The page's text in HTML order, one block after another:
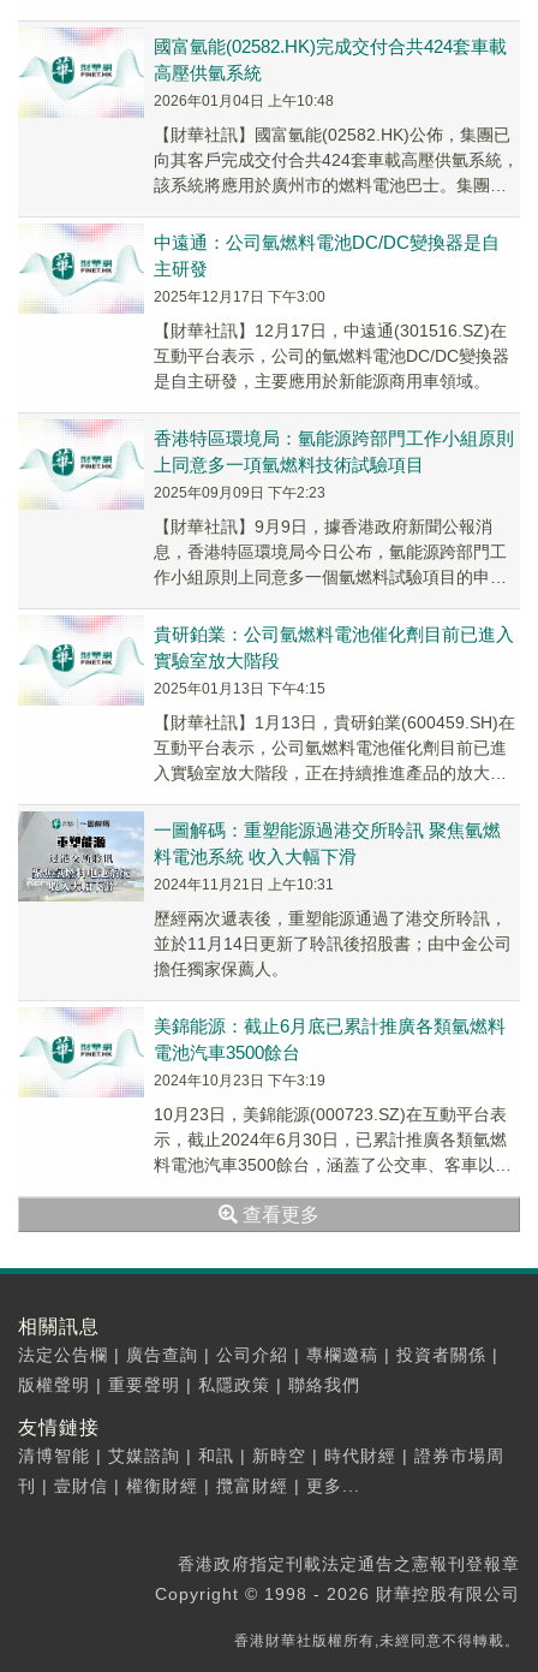
有...
國富氫能(02582.HK)完成交付合共424套車載
高壓供氫系統
2026年01月04日 上午10:48
【財華社訊】國富氫能(02582.HK)公佈，集團已
向其客戶完成交付合共424套車載高壓供氫系統，
該系統將應用於廣州市的燃料電池巴士。集團是
中遠通：公司氫燃料電池DC/DC變換器是自
主研發
2025年12月17日 下午3:00
【財華社訊】12月17日，中遠通(301516.SZ)在
互動平台表示，公司的氫燃料電池DC/DC變換器
是自主研發，主要應用於新能源商用車領域。
香港特區環境局：氫能源跨部門工作小組原則
上同意多一項氫燃料技術試驗項目
2025年09月09日 下午2:23
【財華社訊】9月9日，據香港政府新聞公報消
息，香港特區環境局今日公布，氫能源跨部門工
作小組原則上同意多一個氫燃料試驗項目的申
試驗項目的申...
貴研鉑業：公司氫燃料電池催化劑目前已進入
實驗室放大階段
2025年01月13日 下午4:15
【財華社訊】1月13日，貴研鉑業(600459.SH)在
互動平台表示，公司氫燃料電池催化劑目前已進
入實驗室放大階段，正在持續推進產品的放大驗
一圖解碼：重塑能源過港交所聆訊 聚焦氫燃
料電池系統 收入大幅下滑
2024年11月21日 上午10:31
歷經兩次遞表後，重塑能源通過了港交所聆訊，
並於11月14日更新了聆訊後招股書；由中金公司
擔任獨家保薦人。
美錦能源：截止6月底已累計推廣各類氫燃料
電池汽車3500餘台
2024年10月23日 下午3:19
10月23日，美錦能源(000723.SZ)在互動平台表
示，截止2024年6月30日，已累計推廣各類氫燃
料電池汽車3500餘台，涵蓋了公交車、客車以及
查看更多
相關訊息
法定公告欄 | 廣告查詢 | 公司介紹 | 專欄邀稿 | 投資者關係 |
版權聲明 | 重要聲明 | 私隱政策 | 聯絡我們
友情鏈接
清博智能 | 艾媒諮詢 | 和訊 | 新時空 | 時代財經 | 證券市場周
刊
| 壹財信 | 權衡財經 | 攬富財經 | 更多...
香港政府指定刊載法定通告之憲報刊登報章
Copyright © 1998 - 2026 財華控股有限公司
香港財華社版權所有,未經同意不得轉載。